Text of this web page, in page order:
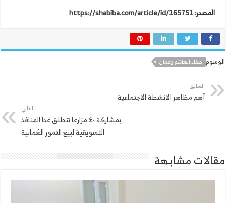
المصدر:https://shabiba.com/article/id/165751
الوسوم صفاء الهاشم وعمان
السابق
أهم مظاهر الانشطة الاجتماعية
التالي
بمشاركة ٤٠ مزارعا تنطلق غدا المنافذ
التسويقية لبيع التمور العُمانية
مقالات مشابهة